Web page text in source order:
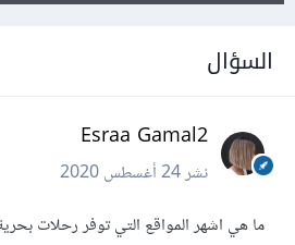
السؤال
Esraa Gamal2
نشر24 أغسطس 2020
ما هي اشهر المواقع التي توفر رحلات